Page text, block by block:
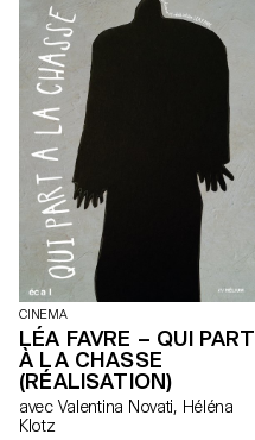
CINEMA
LÉA FAVRE – QUI PART
À LA CHASSE
(RÉALISATION)
avec Valentina Novati, Héléna
Klotz